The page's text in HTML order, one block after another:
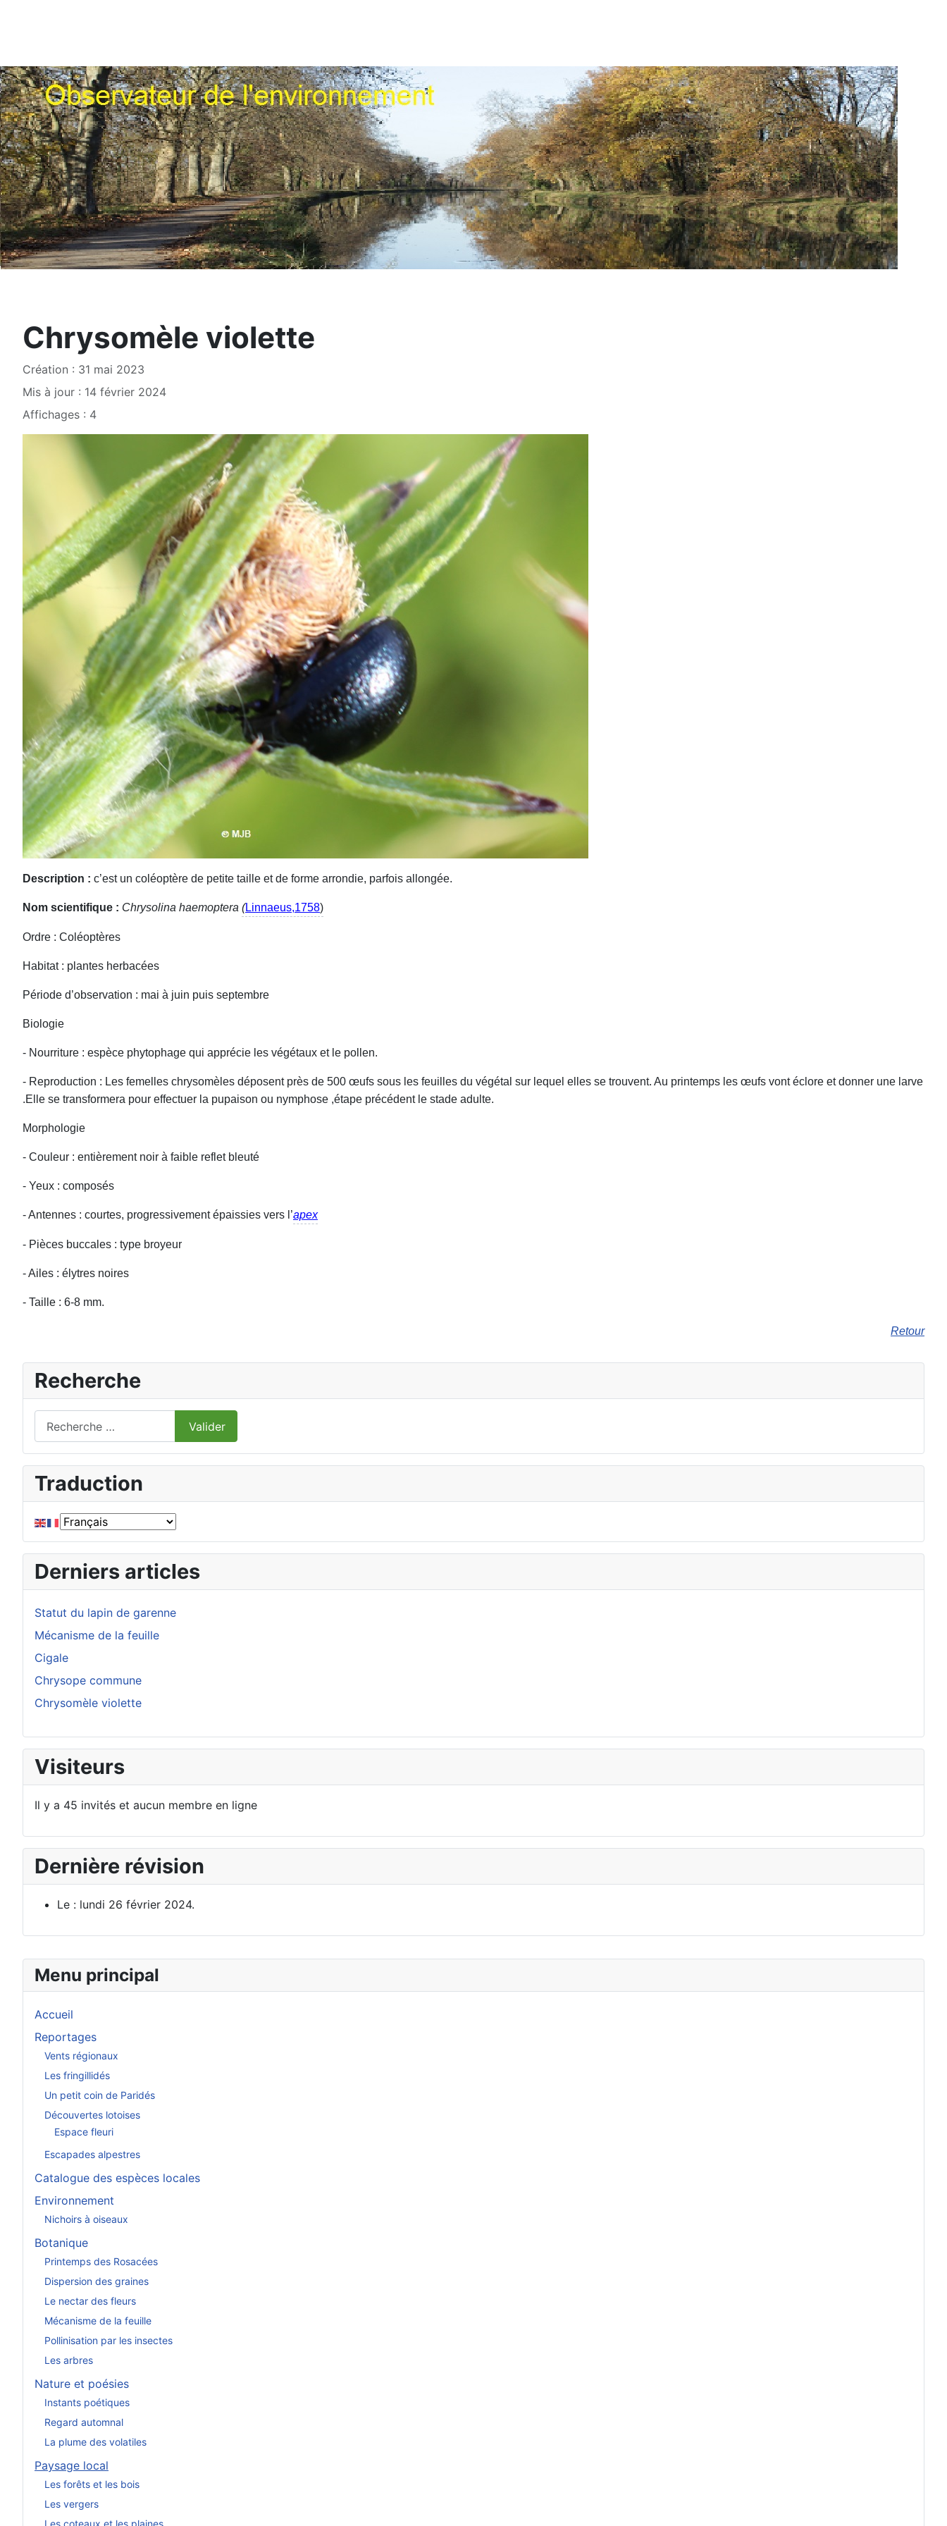
Menu principal
Accueil
Reportages
Vents régionaux
Les fringillidés
Un petit coin de Paridés
Découvertes lotoises
Espace fleuri
Escapades alpestres
Catalogue des espèces locales
Environnement
Nichoirs à oiseaux
Botanique
Printemps des Rosacées
Dispersion des graines
Le nectar des fleurs
Mécanisme de la feuille
Pollinisation par les insectes
Les arbres
Nature et poésies
Instants poétiques
Regard automnal
La plume des volatiles
Paysage local
Les forêts et les bois
Les vergers
Les coteaux et les plaines
Chrysomèle violette
Création : 31 mai 2023
Mis à jour : 14 février 2024
Affichages : 4
Description : c’est un coléoptère de petite taille et de forme arrondie, parfois allongée.
Nom scientifique : Chrysolina haemoptera (Linnaeus,1758)
Ordre : Coléoptères
Habitat : plantes herbacées
Période d’observation : mai à juin puis septembre
Biologie
- Nourriture : espèce phytophage qui apprécie les végétaux et le pollen.
- Reproduction : Les femelles chrysomèles déposent près de 500 œufs sous les feuilles du végétal sur lequel elles se trouvent. Au printemps les œufs vont éclore et donner une larve
.Elle se transformera pour effectuer la pupaison ou nymphose ,étape précédent le stade adulte.
Morphologie
- Couleur : entièrement noir à faible reflet bleuté
- Yeux : composés
- Antennes : courtes, progressivement épaissies vers l’apex
- Pièces buccales : type broyeur
- Ailes : élytres noires
- Taille : 6-8 mm.
Retour
Recherche
Type 2 or more characters for results.
Valider
Traduction
Derniers articles
Statut du lapin de garenne
Mécanisme de la feuille
Cigale
Chrysope commune
Chrysomèle violette
Visiteurs
Il y a 45 invités et aucun membre en ligne
Dernière révision
Le : lundi 26 février 2024.